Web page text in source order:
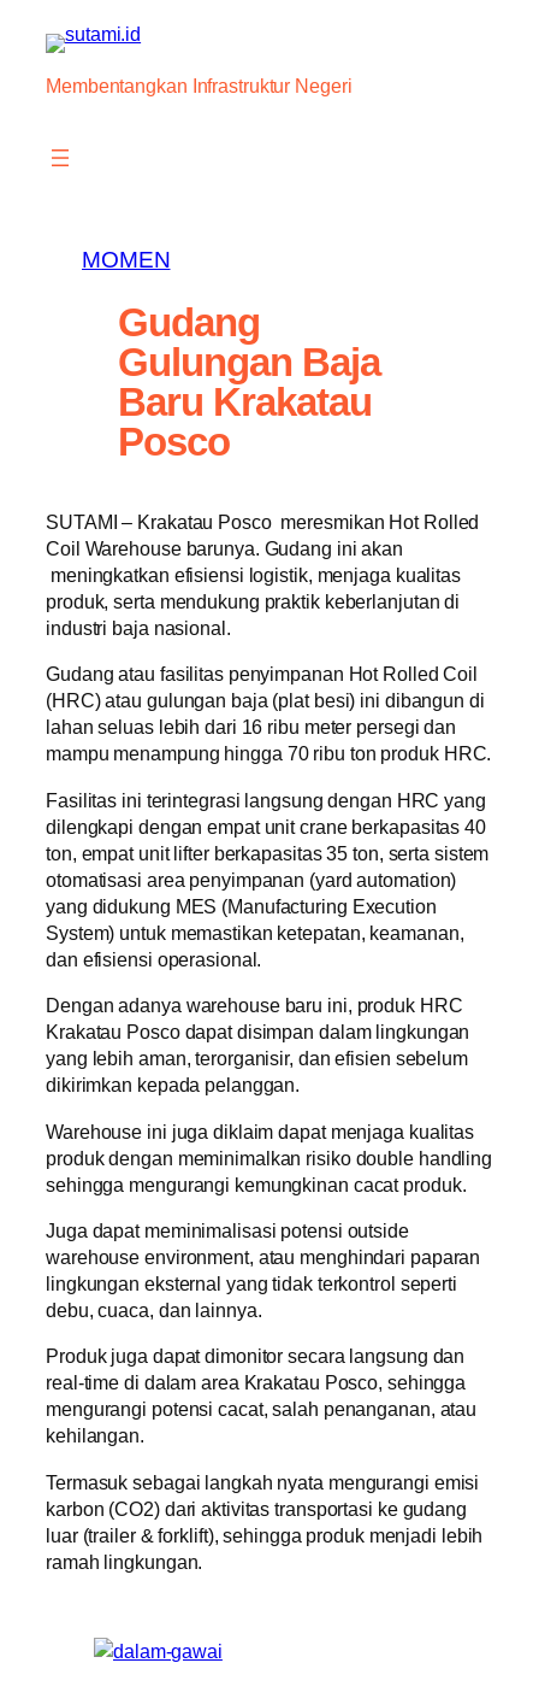
content
Membentangkan Infrastruktur Negeri
MOMEN
Gudang
Gulungan Baja
Baru Krakatau
Posco
SUTAMI – Krakatau Posco meresmikan Hot Rolled
Coil Warehouse barunya. Gudang ini akan
meningkatkan efisiensi logistik, menjaga kualitas
produk, serta mendukung praktik keberlanjutan di
industri baja nasional.
Gudang atau fasilitas penyimpanan Hot Rolled Coil
(HRC) atau gulungan baja (plat besi) ini dibangun di
lahan seluas lebih dari 16 ribu meter persegi dan
mampu menampung hingga 70 ribu ton produk HRC.
Fasilitas ini terintegrasi langsung dengan HRC yang
dilengkapi dengan empat unit crane berkapasitas 40
ton, empat unit lifter berkapasitas 35 ton, serta sistem
otomatisasi area penyimpanan (yard automation)
yang didukung MES (Manufacturing Execution
System) untuk memastikan ketepatan, keamanan,
dan efisiensi operasional.
Dengan adanya warehouse baru ini, produk HRC
Krakatau Posco dapat disimpan dalam lingkungan
yang lebih aman, terorganisir, dan efisien sebelum
dikirimkan kepada pelanggan.
Warehouse ini juga diklaim dapat menjaga kualitas
produk dengan meminimalkan risiko double handling
sehingga mengurangi kemungkinan cacat produk.
Juga dapat meminimalisasi potensi outside
warehouse environment, atau menghindari paparan
lingkungan eksternal yang tidak terkontrol seperti
debu, cuaca, dan lainnya.
Produk juga dapat dimonitor secara langsung dan
real-time di dalam area Krakatau Posco, sehingga
mengurangi potensi cacat, salah penanganan, atau
kehilangan.
Termasuk sebagai langkah nyata mengurangi emisi
karbon (CO2) dari aktivitas transportasi ke gudang
luar (trailer & forklift), sehingga produk menjadi lebih
ramah lingkungan.